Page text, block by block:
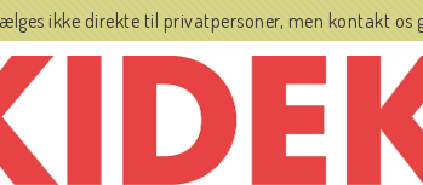
ikke direkte til privatpersoner, men kontakt